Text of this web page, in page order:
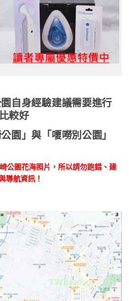
自身經驗建議需要進行
較好
園」與「嗄嘮別公園」
公園花海照片，所以請勿跑錯、建
導航資訊！